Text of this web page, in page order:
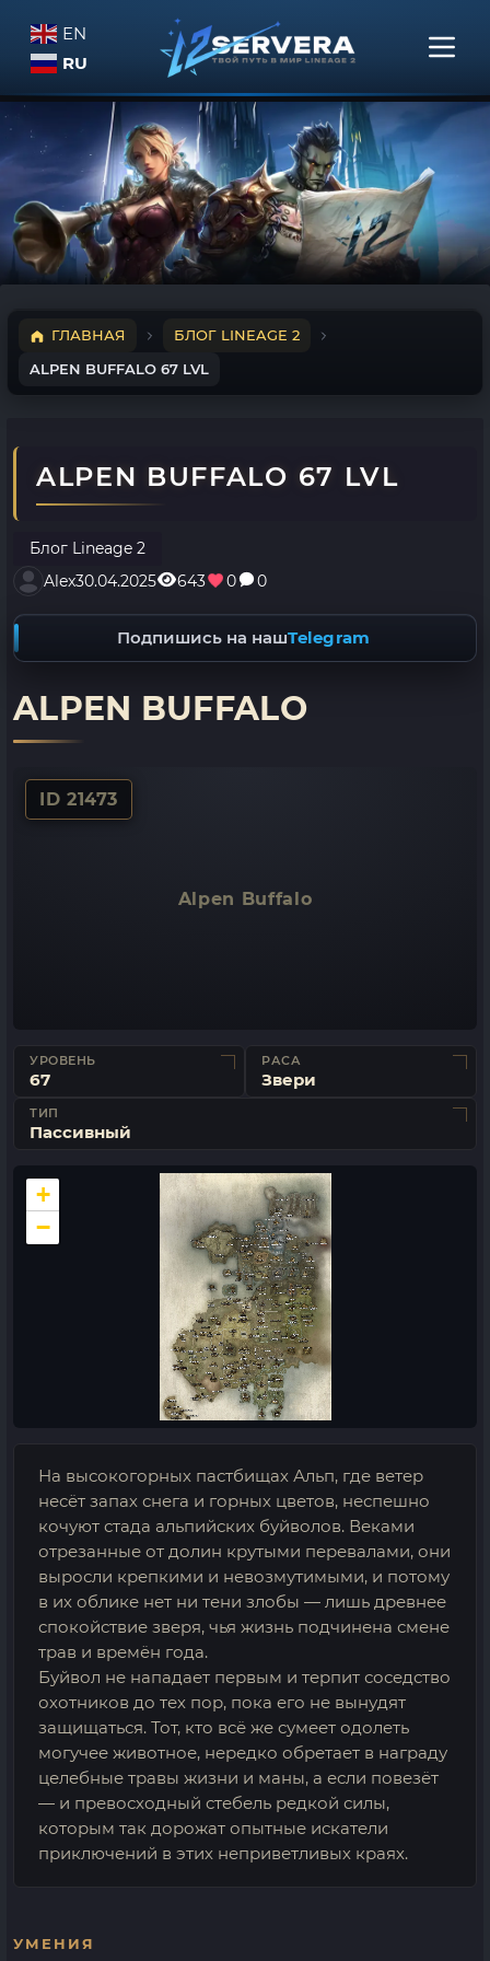
EN
RU
ГЛАВНАЯ
БЛОГ LINEAGE 2
ALPEN BUFFALO 67 LVL
ALPEN BUFFALO 67 LVL
Блог Lineage 2
Alex30.04.2025 643 0 0
Подпишись на нашTelegram
ALPEN BUFFALO
ID 21473
Alpen Buffalo
УРОВЕНЬ
67
РАСА
Звери
ТИП
Пассивный
+
−
На высокогорных пастбищах Альп, где ветер
несёт запах снега и горных цветов, неспешно
кочуют стада альпийских буйволов. Веками
отрезанные от долин крутыми перевалами, они
выросли крепкими и невозмутимыми, и потому
в их облике нет ни тени злобы — лишь древнее
спокойствие зверя, чья жизнь подчинена смене
трав и времён года.
Буйвол не нападает первым и терпит соседство
охотников до тех пор, пока его не вынудят
защищаться. Тот, кто всё же сумеет одолеть
могучее животное, нередко обретает в награду
целебные травы жизни и маны, а если повезёт
— и превосходный стебель редкой силы,
которым так дорожат опытные искатели
приключений в этих неприветливых краях.
УМЕНИЯ